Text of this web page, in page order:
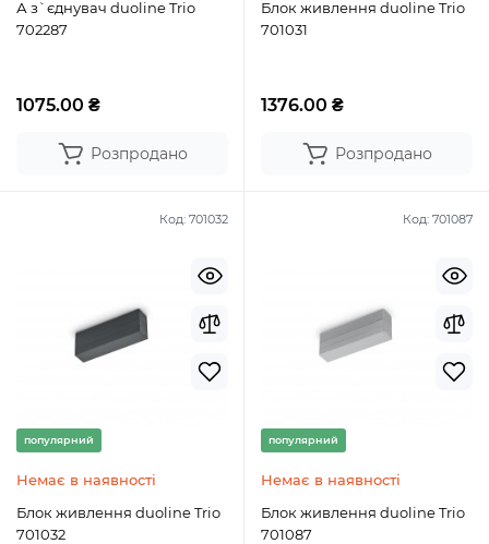
А з`єднувач duoline Trio
702287
1075.00 ₴
Розпродано
Блок живлення duoline Trio
701031
1376.00 ₴
Розпродано
Код: 701032
популярний
Немає в наявності
Блок живлення duoline Trio
701032
Код: 701087
популярний
Немає в наявності
Блок живлення duoline Trio
701087